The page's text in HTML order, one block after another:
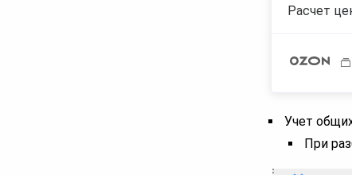
Расчет
Учет
При